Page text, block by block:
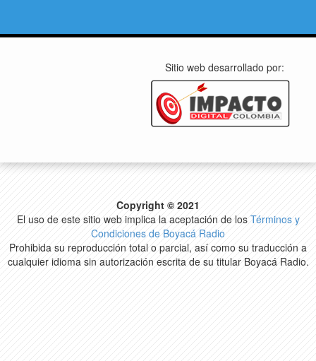
Sitio web desarrollado por:
Copyright © 2021
El uso de este sitio web implica la aceptación de los Términos y
Condiciones de Boyacá Radio
Prohibida su reproducción total o parcial, así como su traducción a
cualquier idioma sin autorización escrita de su titular Boyacá Radio.